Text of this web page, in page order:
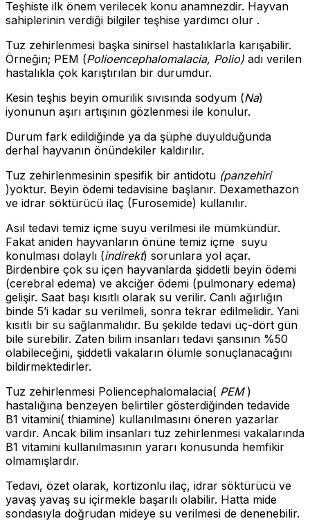
Teşhiste ilk önem verilecek konu anamnezdir. Hayvan
sahiplerinin verdiği bilgiler teşhise yardımcı olur .
Tuz zehirlenmesi başka sinirsel hastalıklarla karışabilir.
Örneğin; PEM (Polioencephalomalacia, Polio) adı verilen
hastalıkla çok karıştırılan bir durumdur.
Kesin teşhis beyin omurilik sıvısında sodyum (Na)
iyonunun aşırı artışının gözlenmesi ile konulur.
Durum fark edildiğinde ya da şüphe duyulduğunda
derhal hayvanın önündekiler kaldırılır.
Tuz zehirlenmesinin spesifik bir antidotu (panzehiri
)yoktur. Beyin ödemi tedavisine başlanır. Dexamethazon
ve idrar söktürücü ilaç (Furosemide) kullanılır.
Asıl tedavi temiz içme suyu verilmesi ile mümkündür.
Fakat aniden hayvanların önüne temiz içme suyu
konulması dolaylı (indirekt) sorunlara yol açar.
Birdenbire çok su içen hayvanlarda şiddetli beyin ödemi
(cerebral edema) ve akciğer ödemi (pulmonary edema)
gelişir. Saat başı kısıtlı olarak su verilir. Canlı ağırlığın
binde 5’i kadar su verilmeli, sonra tekrar edilmelidir. Yani
kısıtlı bir su sağlanmalıdır. Bu şekilde tedavi üç-dört gün
bile sürebilir. Zaten bilim insanları tedavi şansının %50
olabileceğini, şiddetli vakaların ölümle sonuçlanacağını
bildirmektedirler.
Tuz zehirlenmesi Poliencephalomalacia( PEM)
hastalığına benzeyen belirtiler gösterdiğinden tedavide
B1 vitamini( thiamine) kullanılmasını öneren yazarlar
vardır. Ancak bilim insanları tuz zehirlenmesi vakalarında
B1 vitamini kullanılmasının yararı konusunda hemfikir
olmamışlardır.
Tedavi, özet olarak, kortizonlu ilaç, idrar söktürücü ve
yavaş yavaş su içirmekle başarılı olabilir. Hatta mide
sondasıyla doğrudan mideye su verilmesi de denenebilir.